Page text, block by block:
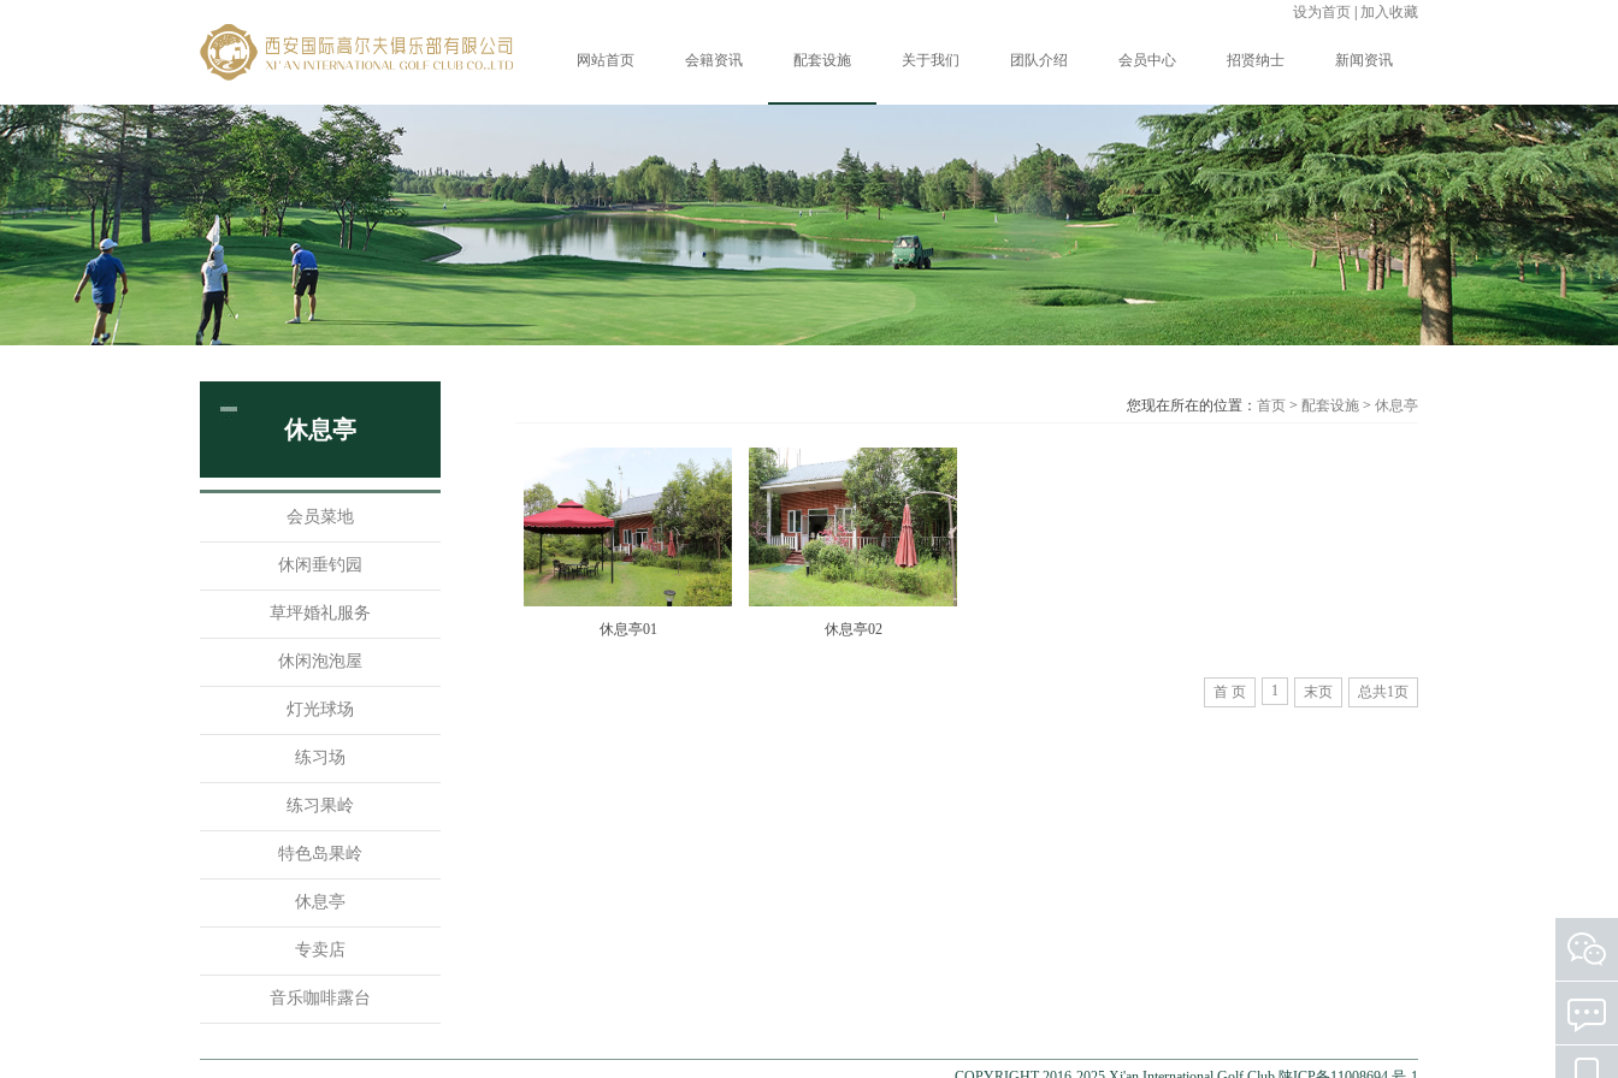
设为首页 加入收藏
网站首页 会籍资讯 配套设施 关于我们 团队介绍 会员中心 招贤纳士 新闻资讯
休息亭
会员菜地
休闲垂钓园
草坪婚礼服务
休闲泡泡屋
灯光球场
练习场
练习果岭
特色岛果岭
休息亭
专卖店
音乐咖啡露台
您现在所在的位置： 首页 > 配套设施 > 休息亭
休息亭01 休息亭02
首 页 1 末页 总共1页